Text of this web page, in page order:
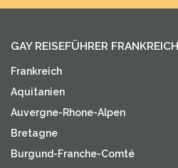
GAY REISEFÜHRER FRANKREICH
Frankreich
Aquitanien
Auvergne-Rhone-Alpen
Bretagne
Burgund-Franche-Comté